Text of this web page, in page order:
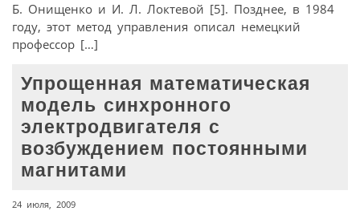
Б. Онищенко и И. Л. Локтевой [5]. Позднее, в 1984
году, этот метод управления описал немецкий
профессор […]
Упрощенная математическая
модель синхронного
электродвигателя с
возбуждением постоянными
магнитами
24 июля, 2009